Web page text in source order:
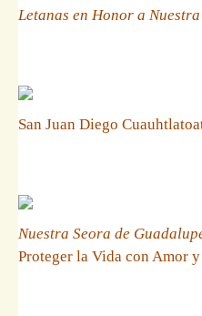
Letanas en Honor a
San Juan Diego
Nuestra Seora de
Proteger la Vida con Amor